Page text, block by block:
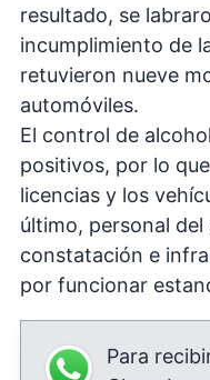
resultado, se
incumplimiento de
retuvieron nueve
automóviles.
El control de
positivos, por lo
licencias y los
último, personal
constatación e
por funcionar
Para